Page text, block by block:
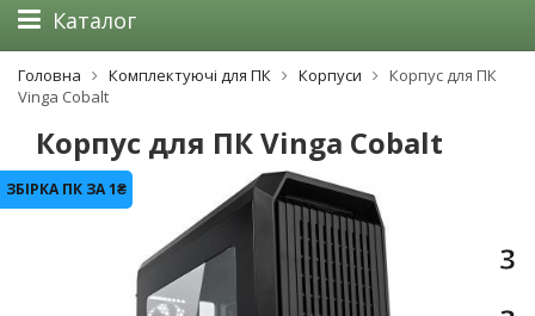
Головна Комплектуючі для ПК Корпуси
Корпус для ПК
Vinga Cobalt
Корпус для ПК Vinga Cobalt
ЗБІРКА ПК ЗА 1₴
3
Каталог